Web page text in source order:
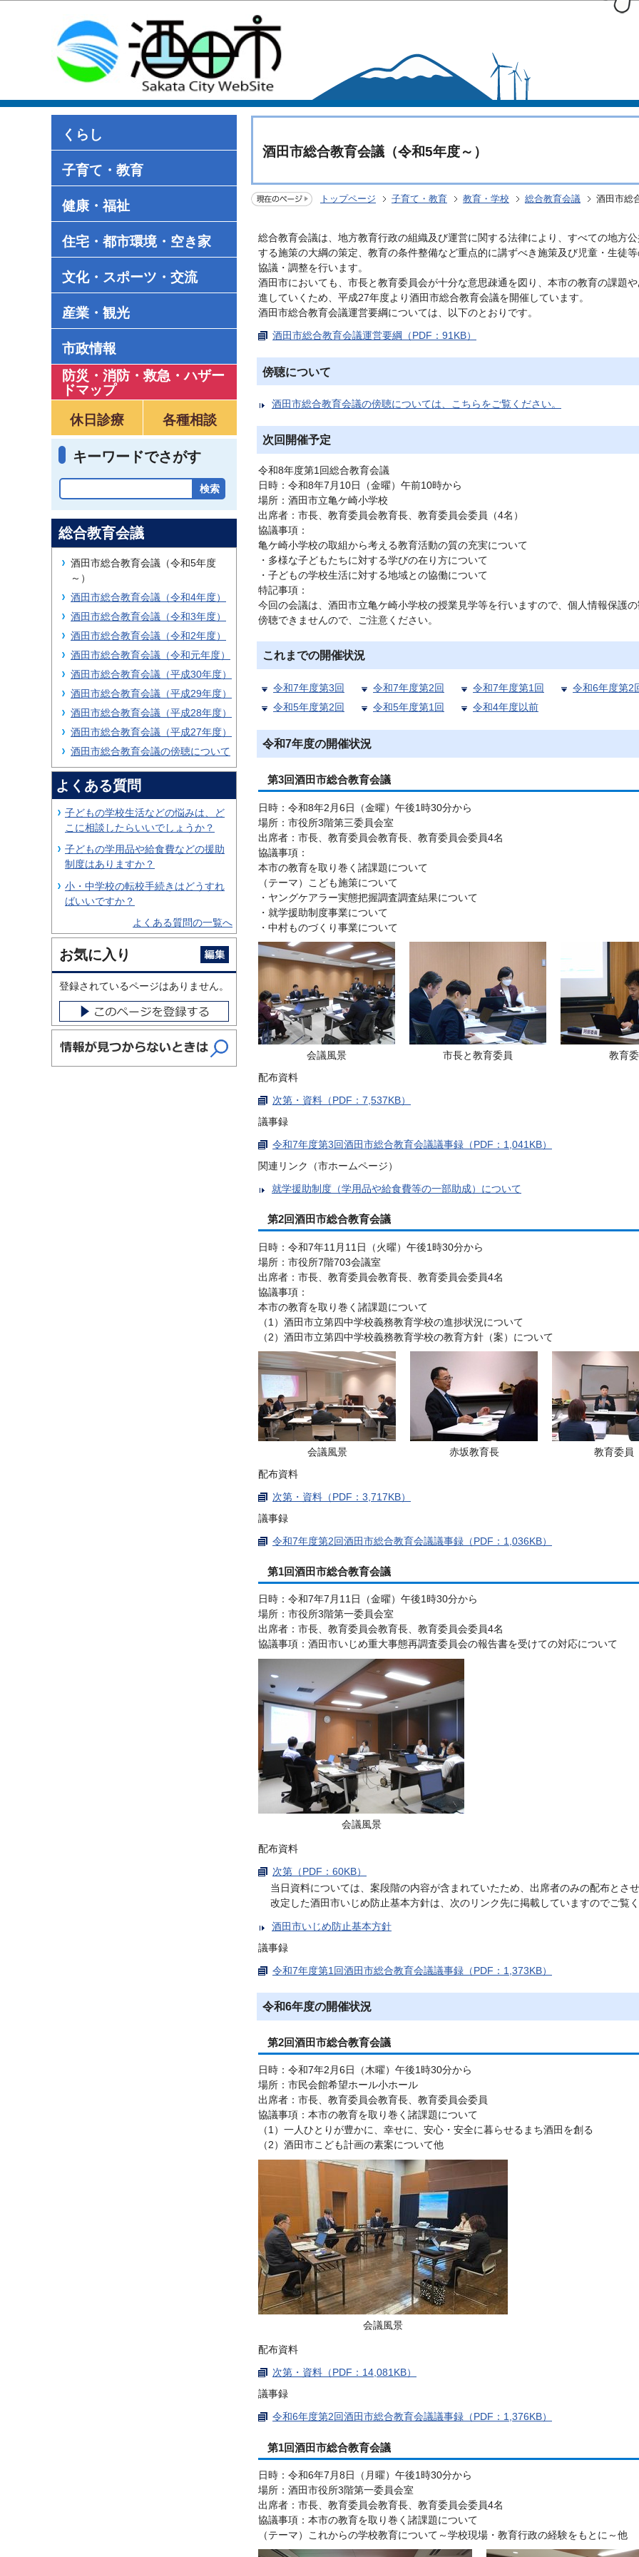
くらし
子育て・教育
健康・福祉
住宅・都市環境・空き家
文化・スポーツ・交流
産業・観光
市政情報
防災・消防・救急 ・ハザー
ドマップ
休日診療
各種相談
キーワードでさがす
酒田市総合教育会議（令和5年度～）
トップページ 子育て・教育 教育・学校 総合教育会議 酒田市総
総合教育会議は、地方教育行政の組織及び運営に関する法律により、すべての地方
する施策の大綱の策定、教育の条件整備など重点的に講ずべき施策及び児童・生徒
協議・調整を行います。
酒田市においても、市長と教育委員会が十分な意思疎通を図り、本市の教育の課題
進していくため、平成27年度より酒田市総合教育会議を開催しています。
酒田市総合教育会議運営要綱については、以下のとおりです。
酒田市総合教育会議運営要綱（PDF：91KB）
傍聴について
酒田市総合教育会議の傍聴については、こちらをご覧ください。
次回開催予定
令和8年度第1回総合教育会議
日時：令和8年7月10日（金曜）午前10時から
場所：酒田市立亀ケ崎小学校
出席者：市長、教育委員会教育長、教育委員会委員（4名）
協議事項：
亀ケ崎小学校の取組から考える教育活動の質の充実について
・多様な子どもたちに対する学びの在り方について
・子どもの学校生活に対する地域との協働について
特記事項：
今回の会議は、酒田市立亀ケ崎小学校の授業見学等を行いますので、個人情報保護
傍聴できませんので、ご注意ください。
これまでの開催状況
令和7年度第3回 令和7年度第2回 令和7年度第1回
令和6年度第2
令和5年度第2回
令和5年度第1回 令和4年度以前
令和7年度の開催状況
第3回酒田市総合教育会議
日時：令和8年2月6日（金曜）午後1時30分から
場所：市役所3階第三委員会室
出席者：市長、教育委員会教育長、教育委員会委員4名
協議事項：
本市の教育を取り巻く諸課題について
（テーマ）こども施策について
・ヤングケアラー実態把握調査調査結果について
・就学援助制度事業について
・中村ものづくり事業について
会議風景 市長と教育委員
教育
配布資料
次第・資料（PDF：7,537KB）
議事録
令和7年度第3回酒田市総合教育会議議事録（PDF：1,041KB）
関連リンク（市ホームページ）
就学援助制度（学用品や給食費等の一部助成）について
第2回酒田市総合教育会議
日時：令和7年11月11日（火曜）午後1時30分から
場所：市役所7階703会議室
出席者：市長、教育委員会教育長、教育委員会委員4名
協議事項：
本市の教育を取り巻く諸課題について
（1）酒田市立第四中学校義務教育学校の進捗状況について
（2）酒田市立第四中学校義務教育学校の教育方針（案）について
会議風景 赤坂教育長
教育委員
配布資料
次第・資料（PDF：3,717KB）
議事録
令和7年度第2回酒田市総合教育会議議事録（PDF：1,036KB）
第1回酒田市総合教育会議
日時：令和7年7月11日（金曜）午後1時30分から
場所：市役所3階第一委員会室
出席者：市長、教育委員会教育長、教育委員会委員4名
協議事項：酒田市いじめ重大事態再調査委員会の報告書を受けての対応について
会議風景
配布資料
次第（PDF：60KB）
当日資料については、案段階の内容が含まれていたため、出席者のみの配布とさ
改定した酒田市いじめ防止基本方針は、次のリンク先に掲載していますのでご覧
酒田市いじめ防止基本方針
議事録
令和7年度第1回酒田市総合教育会議議事録（PDF：1,373KB）
令和6年度の開催状況
第2回酒田市総合教育会議
日時：令和7年2月6日（木曜）午後1時30分から
場所：市民会館希望ホール小ホール
出席者：市長、教育委員会教育長、教育委員会委員
協議事項：本市の教育を取り巻く諸課題について
（1）一人ひとりが豊かに、幸せに、安心・安全に暮らせるまち酒田を創る
（2）酒田市こども計画の素案について他
会議風景
配布資料
次第・資料（PDF：14,081KB）
議事録
令和6年度第2回酒田市総合教育会議議事録（PDF：1,376KB）
第1回酒田市総合教育会議
日時：令和6年7月8日（月曜）午後1時30分から
場所：酒田市役所3階第一委員会室
出席者：市長、教育委員会教育長、教育委員会委員4名
協議事項：本市の教育を取り巻く諸課題について
（テーマ）これからの学校教育について～学校現場・教育行政の経験をもとに～他
総合教育会議
酒田市総合教育会議（令和5年度
～）
酒田市総合教育会議（令和4年度）
酒田市総合教育会議（令和3年度）
酒田市総合教育会議（令和2年度）
酒田市総合教育会議（令和元年度）
酒田市総合教育会議（平成30年度）
酒田市総合教育会議（平成29年度）
酒田市総合教育会議（平成28年度）
酒田市総合教育会議（平成27年度）
酒田市総合教育会議の傍聴について
よくある質問
子どもの学校生活などの悩みは、ど
こに相談したらいいでしょうか？
子どもの学用品や給食費などの援助
制度はありますか？
小・中学校の転校手続きはどうすれ
ばいいですか？
よくある質問の一覧へ
お気に入り
登録されているページはありません。